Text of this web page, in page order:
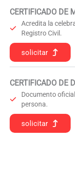
CERTIFICADO DE
Acredita la
Registro Civil.
solicitar
CERTIFICADO DE
Documento
persona.
solicitar